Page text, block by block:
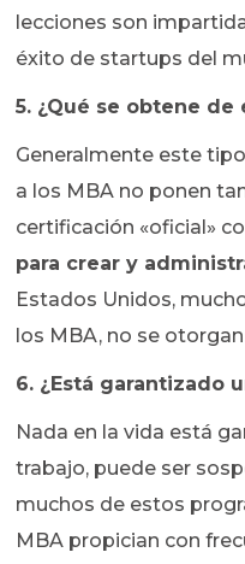
lecciones son
éxito de startups del
5. ¿Qué se obtene
Generalmente este
a los MBA no ponen
certificación «oficial»
para crear y
Estados Unidos,
los MBA, no se
6. ¿Está garantizado
Nada en la vida está
trabajo, puede ser
muchos de estos
MBA propician con